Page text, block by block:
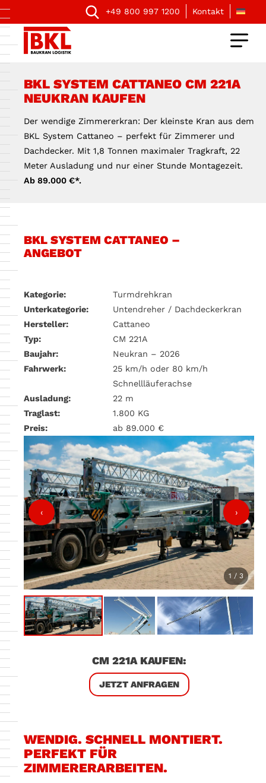
+49 800 997 1200 Kontakt
BKL SYSTEM CATTANEO CM 221A
NEUKRAN KAUFEN
Der wendige Zimmererkran: Der kleinste Kran aus dem
BKL System Cattaneo – perfekt für Zimmerer und
Dachdecker. Mit 1,8 Tonnen maximaler Tragkraft, 22
Meter Ausladung und nur einer Stunde Montagezeit.
Ab 89.000 €*.
BKL SYSTEM CATTANEO –
ANGEBOT
Kategorie:
Turmdrehkran
Unterkategorie:
Untendreher / Dachdeckerkran
Hersteller:
Cattaneo
Typ:
CM 221A
Baujahr:
Neukran – 2026
Fahrwerk:
25 km/h oder 80 km/h
Schnellläuferachse
Ausladung:
22 m
Traglast:
1.800 KG
Preis:
ab 89.000 €
‹ ›
1 / 3
CM 221A KAUFEN:
JETZT ANFRAGEN
WENDIG. SCHNELL MONTIERT.
PERFEKT FÜR
ZIMMERERARBEITEN.